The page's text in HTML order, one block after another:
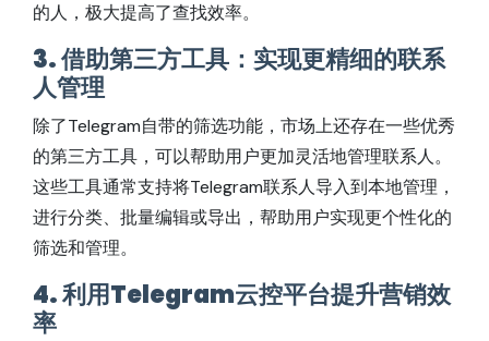
的人，极大提高了查找效率。
3. 借助第三方工具：实现更精细的联系
人管理
除了Telegram自带的筛选功能，市场上还存在一些优秀
的第三方工具，可以帮助用户更加灵活地管理联系人。
这些工具通常支持将Telegram联系人导入到本地管理，
进行分类、批量编辑或导出，帮助用户实现更个性化的
筛选和管理。
4. 利用Telegram云控平台提升营销效
率